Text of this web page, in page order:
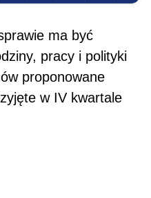
ma być
pracy i polityki
proponowane
w IV kwartale